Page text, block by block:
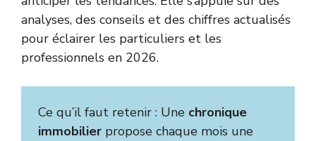
analyses, des conseils et des chiffres actualisés
pour éclairer les particuliers et les
professionnels en 2026.
Ce qu’il faut retenir : Une chronique
immobilier propose chaque mois une